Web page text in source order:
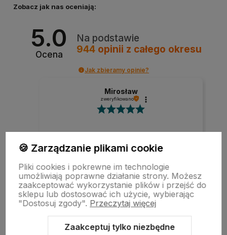
Zobacz jak nas oceniają:
5.0
Ocena
Na podstawie
944 opinii z całego okresu
Jak zbieramy opinie?
Mirosław
zweryfikowano
Szybka realizacja zamówienia.
w tym miesiącu
zebranych i zweryfikowanych przez
🍪 Zarządzanie plikami cookie
Pliki cookies i pokrewne im technologie
umożliwiają poprawne działanie strony. Możesz
zaakceptować wykorzystanie plików i przejść do
sklepu lub dostosować ich użycie, wybierając
"Dostosuj zgody". Przeczytaj więcej
Zaakceptuj tylko niezbędne